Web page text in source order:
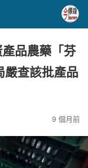
品農藥「芬
嚴查該批產品
9 個月前